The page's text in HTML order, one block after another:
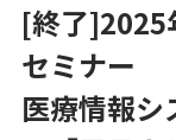
[終了]2025
セミナー
医療情報